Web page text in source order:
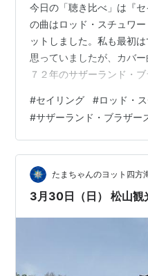
今日の「聴き比べ」は『
の曲はロッド・スチュワ
ットしました。私も最初
思っていましたが、カバ
７２年のサザーランド・
にカバーし大ヒットとな
ラザーズのシングルはス
プのマフ・ウィンウッド
ウィンウッドのお兄さん
ッド・スチュワートは１
#セイリング #ロッド・
#サザーランド・ブラザー
たまちゃんのヨット四方
3月30日（日） 松山観